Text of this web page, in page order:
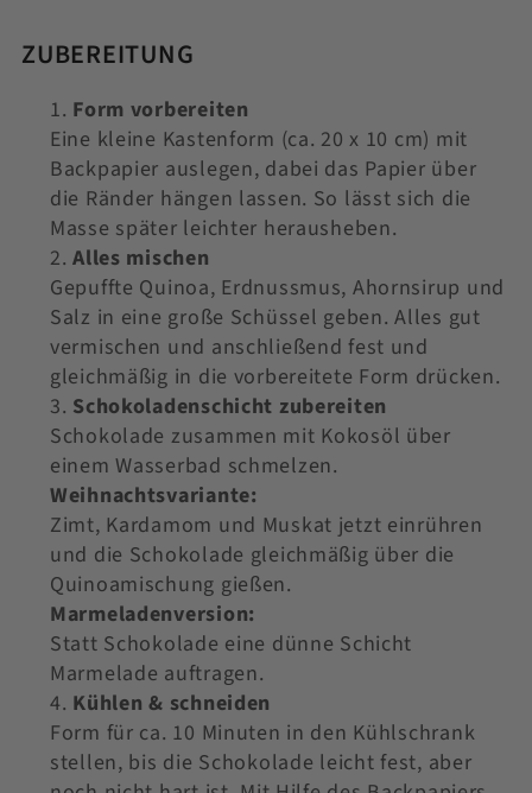
ZUBEREITUNG
Form vorbereiten
Eine kleine Kastenform (ca. 20 x 10 cm) mit
Backpapier auslegen, dabei das Papier über
die Ränder hängen lassen. So lässt sich die
Masse später leichter herausheben.
Alles mischen
Gepuffte Quinoa, Erdnussmus, Ahornsirup und
Salz in eine große Schüssel geben. Alles gut
vermischen und anschließend fest und
gleichmäßig in die vorbereitete Form drücken.
Schokoladenschicht zubereiten
Schokolade zusammen mit Kokosöl über
einem Wasserbad schmelzen.
Weihnachtsvariante:
Zimt, Kardamom und Muskat jetzt einrühren
und die Schokolade gleichmäßig über die
Quinoamischung gießen.
Marmeladenversion:
Statt Schokolade eine dünne Schicht
Marmelade auftragen.
Kühlen & schneiden
Form für ca. 10 Minuten in den Kühlschrank
stellen, bis die Schokolade leicht fest, aber